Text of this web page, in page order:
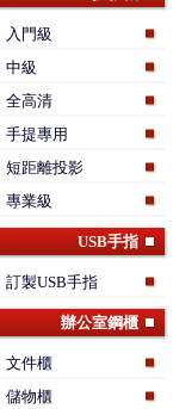
入門級
中級
全高清
手提專用
短距離投影
專業級
USB手指
訂製USB手指
辦公室鋼櫃
文件櫃
儲物櫃